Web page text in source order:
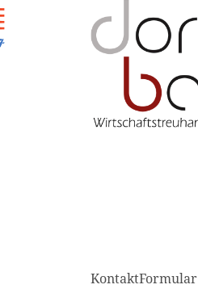
KontaktFormular